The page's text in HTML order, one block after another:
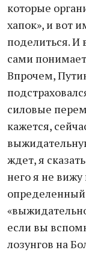
которые
хапок», и вот
поделиться. И
сами
Впрочем,
силовые
кажется,
ждет, я
него я не
определенный
если вы
лозунгов на